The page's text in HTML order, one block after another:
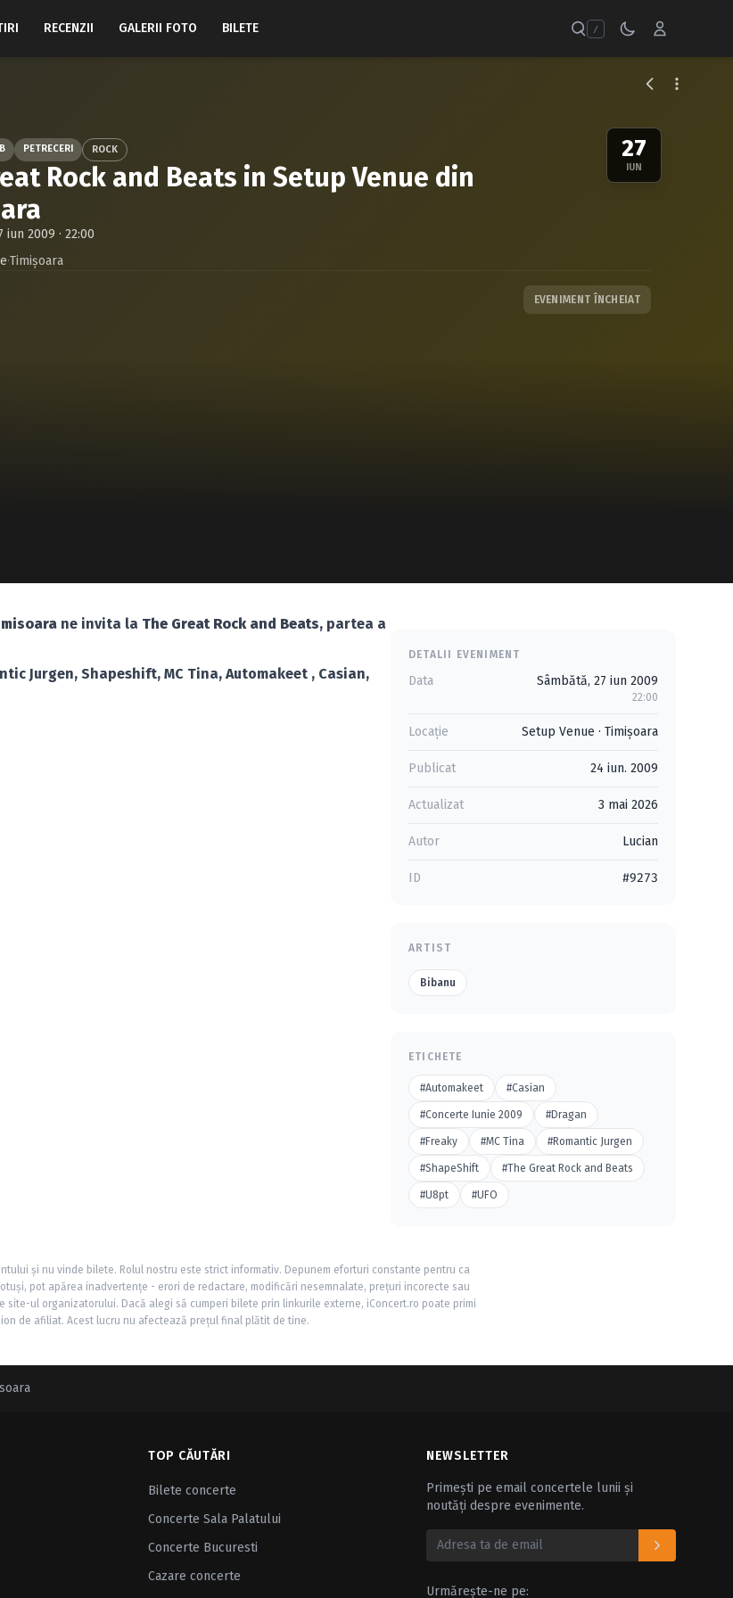
RECENZII GALERII FOTO BILETE /
27
IUN
PETRECERI ROCK
Rock and Beats in Setup Venue din
iun 2009 · 22:00
·Timişoara
EVENIMENT ÎNCHEIAT
ne invita la The Great Rock and Beats, partea a
Jurgen, Shapeshift, MC Tina, Automakeet , Casian,
DETALII EVENIMENT
Data Sâmbătă, 27 iun 2009
22:00
Locație Setup Venue · Timişoara
Publicat 24 iun. 2009
Actualizat 3 mai 2026
Autor Lucian
ID #9273
ARTIST
Bibanu
ETICHETE
#Automakeet #Casian
#Concerte Iunie 2009 #Dragan
#Freaky #MC Tina #Romantic Jurgen
#ShapeShift #The Great Rock and Beats
#U8pt #UFO
și nu vinde bilete. Rolul nostru este strict informativ. Depunem eforturi constante pentru ca
pot apărea inadvertențe - erori de redactare, modificări nesemnalate, prețuri incorecte sau
site-ul organizatorului. Dacă alegi să cumperi bilete prin linkurile externe, iConcert.ro poate primi
de afiliat. Acest lucru nu afectează prețul final plătit de tine.
TOP CĂUTĂRI
Bilete concerte
Concerte Sala Palatului
Concerte Bucuresti
Cazare concerte
NEWSLETTER
Primești pe email concertele lunii și
noutăți despre evenimente.
Urmărește-ne pe: